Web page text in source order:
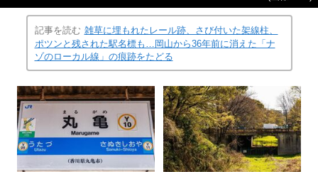
記事を読む 雑草に埋もれたレール跡、さび付いた架線柱、
ポツンと残された駅名標も…岡山から36年前に消えた「ナ
ゾのローカル線」の痕跡をたどる